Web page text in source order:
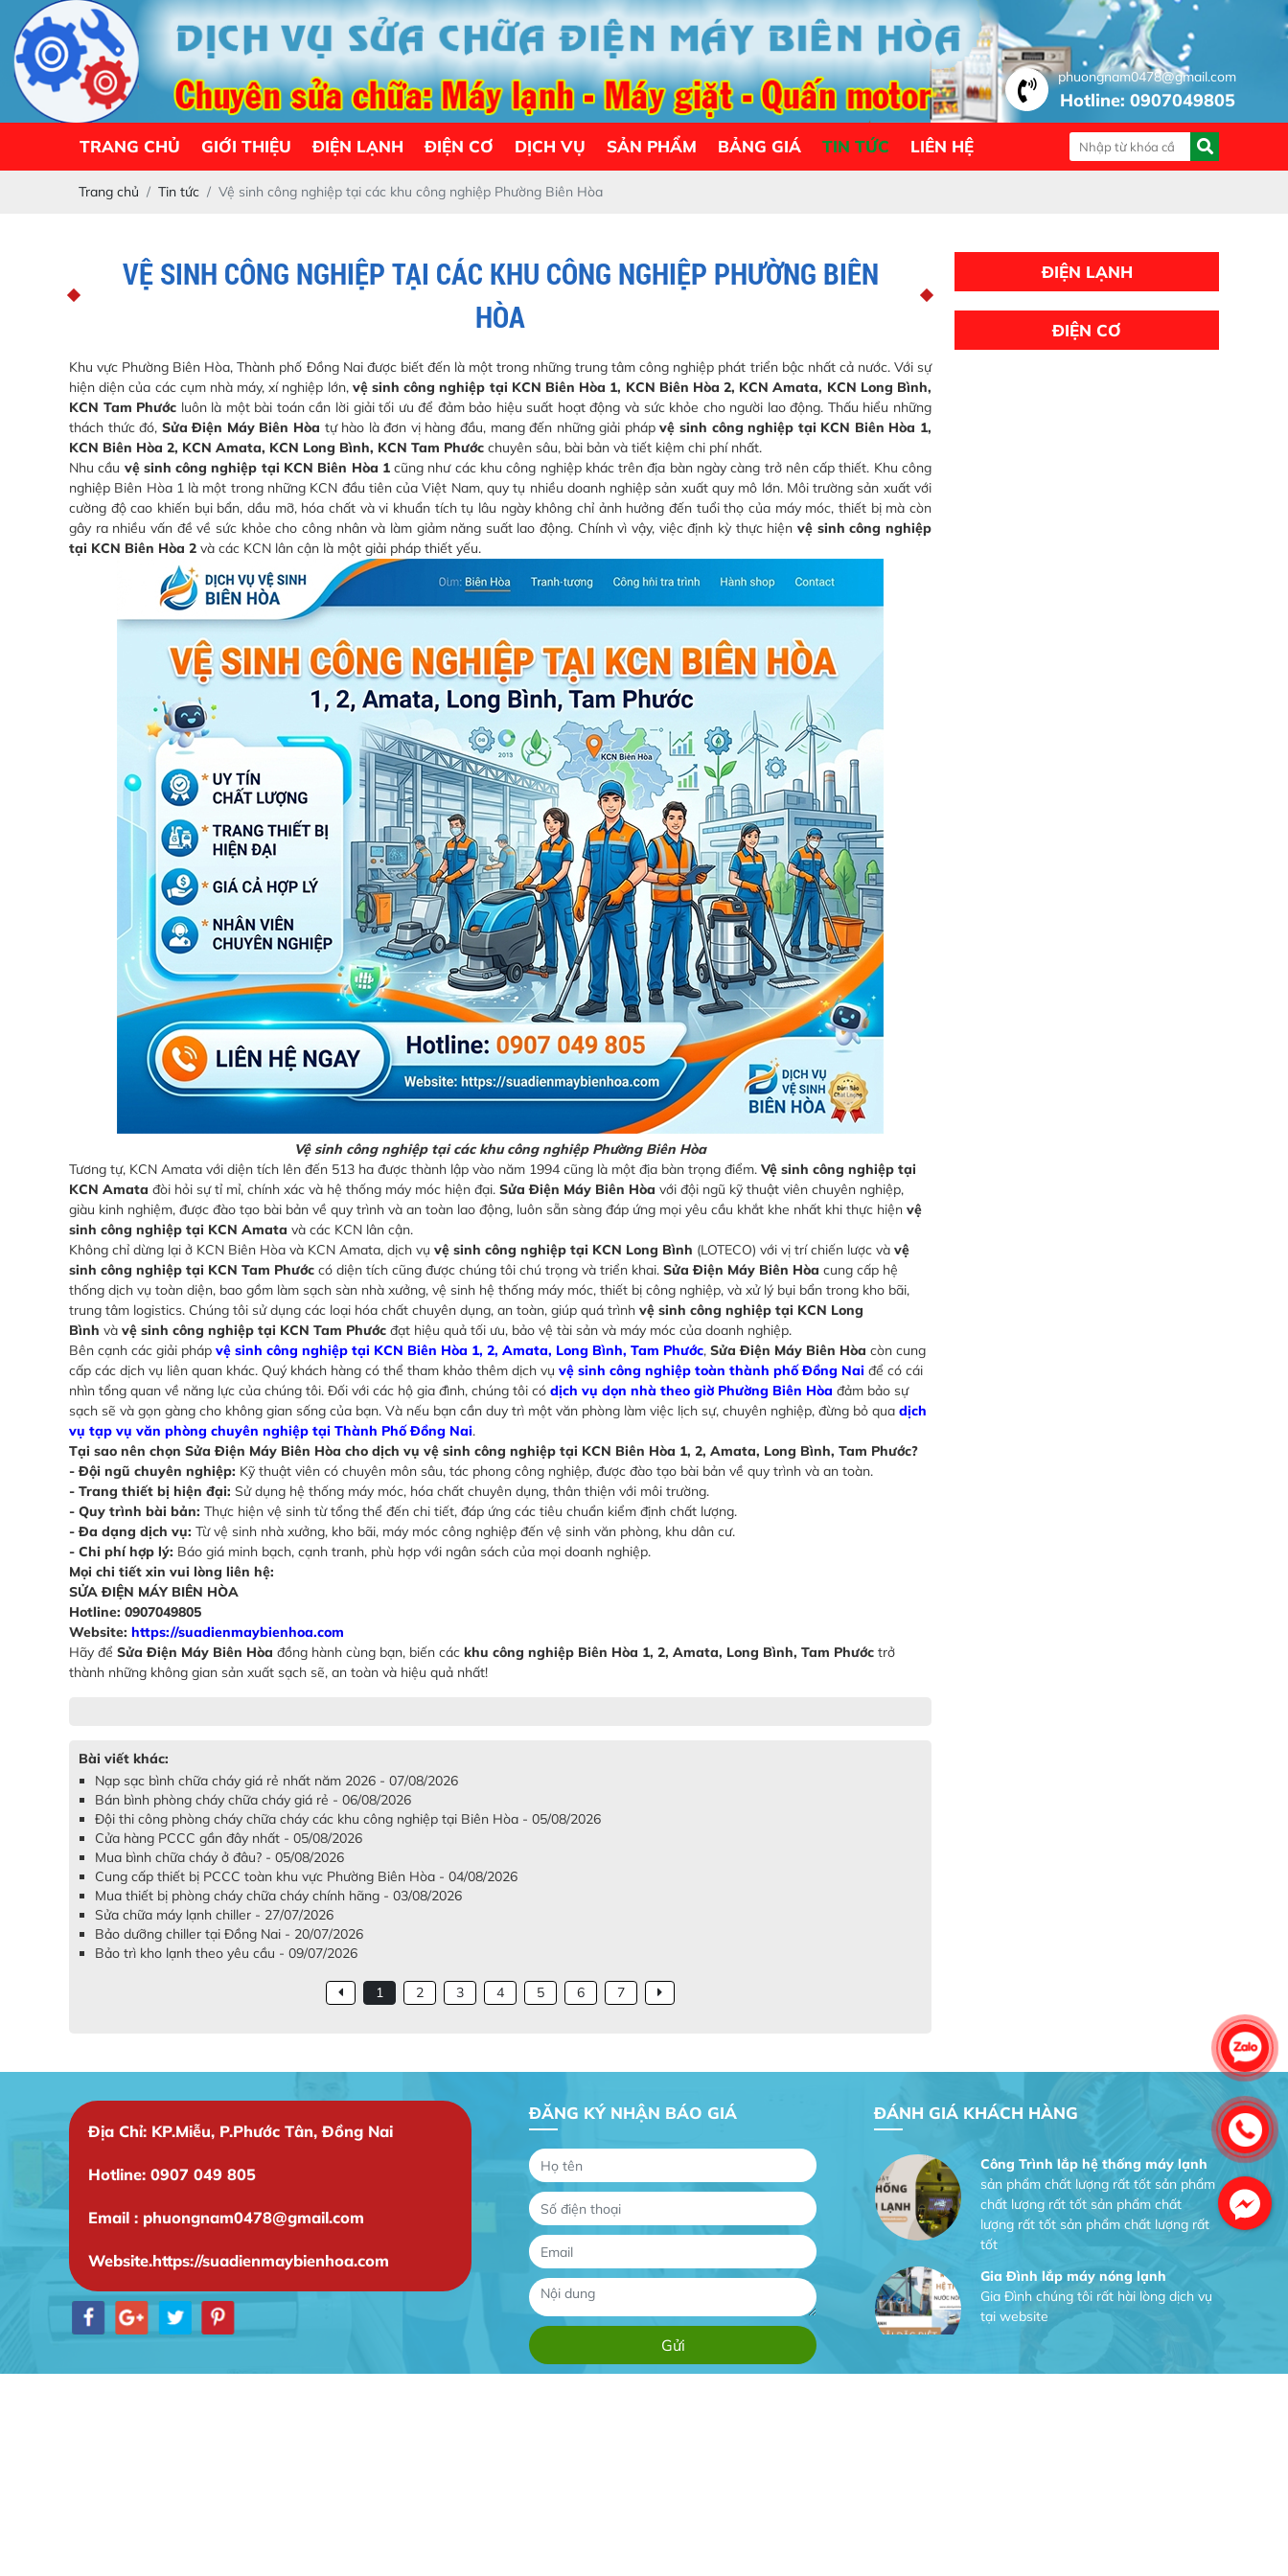
phuongnam0478@gmail.com
Hotline: 0907049805
TRANG CHỦ GIỚI THIỆU ĐIỆN LẠNH ĐIỆN CƠ DỊCH VỤ SẢN PHẨM BẢNG GIÁ TIN TỨC LIÊN HỆ
Trang chủ Tin tức Vệ sinh công nghiệp tại các khu công nghiệp Phường Biên Hòa
VỆ SINH CÔNG NGHIỆP TẠI CÁC KHU CÔNG NGHIỆP PHƯỜNG BIÊN
HÒA
Khu vực Phường Biên Hòa, Thành phố Đồng Nai được biết đến là một trong những trung tâm công nghiệp phát triển bậc nhất cả nước. Với sự
hiện diện của các cụm nhà máy, xí nghiệp lớn, vệ sinh công nghiệp tại KCN Biên Hòa 1, KCN Biên Hòa 2, KCN Amata, KCN Long Bình,
KCN Tam Phước luôn là một bài toán cần lời giải tối ưu để đảm bảo hiệu suất hoạt động và sức khỏe cho người lao động. Thấu hiểu những
thách thức đó, Sửa Điện Máy Biên Hòa tự hào là đơn vị hàng đầu, mang đến những giải phápvệ sinh công nghiệp tại KCN Biên Hòa 1,
KCN Biên Hòa 2, KCN Amata, KCN Long Bình, KCN Tam Phước chuyên sâu, bài bản và tiết kiệm chi phí nhất.
Nhu cầu vệ sinh công nghiệp tại KCN Biên Hòa 1cũng như các khu công nghiệp khác trên địa bàn ngày càng trở nên cấp thiết. Khu công
nghiệp Biên Hòa 1 là một trong những KCN đầu tiên của Việt Nam, quy tụ nhiều doanh nghiệp sản xuất quy mô lớn. Môi trường sản xuất với
cường độ cao khiến bụi bẩn, dầu mỡ, hóa chất và vi khuẩn tích tụ lâu ngày không chỉ ảnh hưởng đến tuổi thọ của máy móc, thiết bị mà còn
gây ra nhiều vấn đề về sức khỏe cho công nhân và làm giảm năng suất lao động. Chính vì vậy, việc định kỳ thực hiệnvệ sinh công nghiệp
tại KCN Biên Hòa 2 và các KCN lân cận là một giải pháp thiết yếu.
Vệ sinh công nghiệp tại các khu công nghiệp Phường Biên Hòa
Tương tự, KCN Amata với diện tích lên đến 513 ha được thành lập vào năm 1994 cũng là một địa bàn trọng điểm. Vệ sinh công nghiệp tại
KCN Amata đòi hỏi sự tỉ mỉ, chính xác và hệ thống máy móc hiện đại. Sửa Điện Máy Biên Hòa với đội ngũ kỹ thuật viên chuyên nghiệp,
giàu kinh nghiệm, được đào tạo bài bản về quy trình và an toàn lao động, luôn sẵn sàng đáp ứng mọi yêu cầu khắt khe nhất khi thực hiện vệ
sinh công nghiệp tại KCN Amata và các KCN lân cận.
Không chỉ dừng lại ở KCN Biên Hòa và KCN Amata, dịch vụ vệ sinh công nghiệp tại KCN Long Bình (LOTECO) với vị trí chiến lược và vệ
sinh công nghiệp tại KCN Tam Phước có diện tích cũng được chúng tôi chú trọng và triển khai. Sửa Điện Máy Biên Hòa cung cấp hệ
thống dịch vụ toàn diện, bao gồm làm sạch sàn nhà xưởng, vệ sinh hệ thống máy móc, thiết bị công nghiệp, và xử lý bụi bẩn trong kho bãi,
trung tâm logistics. Chúng tôi sử dụng các loại hóa chất chuyên dụng, an toàn, giúp quá trình vệ sinh công nghiệp tại KCN Long
Bình và vệ sinh công nghiệp tại KCN Tam Phước đạt hiệu quả tối ưu, bảo vệ tài sản và máy móc của doanh nghiệp.
Bên cạnh các giải pháp vệ sinh công nghiệp tại KCN Biên Hòa 1, 2, Amata, Long Bình, Tam Phước, Sửa Điện Máy Biên Hòa còn cung
cấp các dịch vụ liên quan khác. Quý khách hàng có thể tham khảo thêm dịch vụ vệ sinh công nghiệp toàn thành phố Đồng Nai để có cái
nhìn tổng quan về năng lực của chúng tôi. Đối với các hộ gia đình, chúng tôi có dịch vụ dọn nhà theo giờ Phường Biên Hòa đảm bảo sự
sạch sẽ và gọn gàng cho không gian sống của bạn. Và nếu bạn cần duy trì một văn phòng làm việc lịch sự, chuyên nghiệp, đừng bỏ qua dịch
vụ tạp vụ văn phòng chuyên nghiệp tại Thành Phố Đồng Nai.
Tại sao nên chọn Sửa Điện Máy Biên Hòa cho dịch vụ vệ sinh công nghiệp tại KCN Biên Hòa 1, 2, Amata, Long Bình, Tam Phước?
- Đội ngũ chuyên nghiệp: Kỹ thuật viên có chuyên môn sâu, tác phong công nghiệp, được đào tạo bài bản về quy trình và an toàn.
- Trang thiết bị hiện đại: Sử dụng hệ thống máy móc, hóa chất chuyên dụng, thân thiện với môi trường.
- Quy trình bài bản: Thực hiện vệ sinh từ tổng thể đến chi tiết, đáp ứng các tiêu chuẩn kiểm định chất lượng.
- Đa dạng dịch vụ: Từ vệ sinh nhà xưởng, kho bãi, máy móc công nghiệp đến vệ sinh văn phòng, khu dân cư.
- Chi phí hợp lý: Báo giá minh bạch, cạnh tranh, phù hợp với ngân sách của mọi doanh nghiệp.
Mọi chi tiết xin vui lòng liên hệ:
SỬA ĐIỆN MÁY BIÊN HÒA
Hotline: 0907049805
Website: https://suadienmaybienhoa.com
Hãy để Sửa Điện Máy Biên Hòa đồng hành cùng bạn, biến các khu công nghiệp Biên Hòa 1, 2, Amata, Long Bình, Tam Phước trở
thành những không gian sản xuất sạch sẽ, an toàn và hiệu quả nhất!
Bài viết khác:
Nạp sạc bình chữa cháy giá rẻ nhất năm 2026 - 07/08/2026
Bán bình phòng cháy chữa cháy giá rẻ - 06/08/2026
Đội thi công phòng cháy chữa cháy các khu công nghiệp tại Biên Hòa - 05/08/2026
Cửa hàng PCCC gần đây nhất - 05/08/2026
Mua bình chữa cháy ở đâu? - 05/08/2026
Cung cấp thiết bị PCCC toàn khu vực Phường Biên Hòa - 04/08/2026
Mua thiết bị phòng cháy chữa cháy chính hãng - 03/08/2026
Sửa chữa máy lạnh chiller - 27/07/2026
Bảo dưỡng chiller tại Đồng Nai - 20/07/2026
Bảo trì kho lạnh theo yêu cầu - 09/07/2026
1 2 3 4 5 6 7
ĐIỆN LẠNH
ĐIỆN CƠ
Địa Chỉ: KP.Miễu, P.Phước Tân, Đồng Nai
Hotline: 0907 049 805
Email : phuongnam0478@gmail.com
Website.https://suadienmaybienhoa.com
ĐĂNG KÝ NHẬN BÁO GIÁ ĐÁNH GIÁ KHÁCH HÀNG
Dịch vụ MoTor
Công Trình lắp hệ thống máy lạnh
sản phẩm chất lượng rất tốt sản phẩm
chất lượng rất tốt sản phẩm chất
lượng rất tốt sản phẩm chất lượng rất
tốt
Gia Đình lắp máy nóng lạnh
Gia Đình chúng tôi rất hài lòng dịch vụ
tại website